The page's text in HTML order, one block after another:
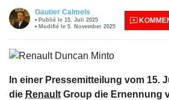
Gautier Calmels
Publié le 15. Juli 2025
Modifié le 5. November 2025
In einer Pressemitteilung vom 15.
die Renault Group die Ernennung